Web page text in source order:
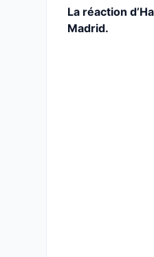
La réaction
Madrid.